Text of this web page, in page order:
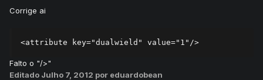
Corrige ai
<attribute key="dualwield" value="1"/>
Falto o "/>"
Editado Julho 7, 2012 por eduardobean